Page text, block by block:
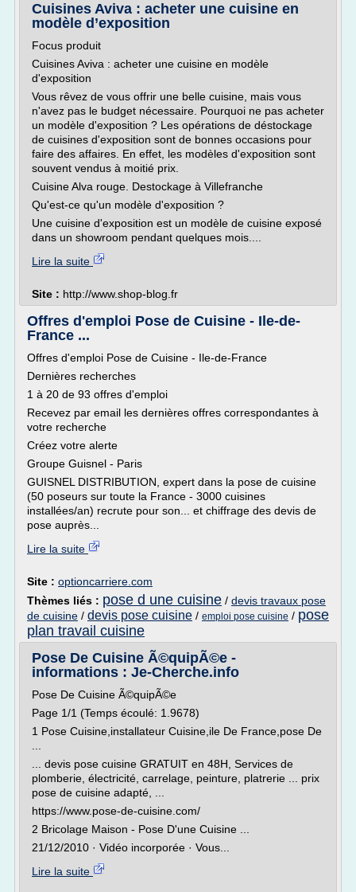
Cuisines Aviva : acheter une cuisine en
modèle d’exposition
Focus produit
Cuisines Aviva : acheter une cuisine en modèle
d'exposition
Vous rêvez de vous offrir une belle cuisine, mais vous
n'avez pas le budget nécessaire. Pourquoi ne pas acheter
un modèle d'exposition ? Les opérations de déstockage
de cuisines d'exposition sont de bonnes occasions pour
faire des affaires. En effet, les modèles d'exposition sont
souvent vendus à moitié prix.
Cuisine Alva rouge. Destockage à Villefranche
Qu'est-ce qu'un modèle d'exposition ?
Une cuisine d'exposition est un modèle de cuisine exposé
dans un showroom pendant quelques mois....
Lire la suite
Site : http://www.shop-blog.fr
Offres d'emploi Pose de Cuisine - Ile-de-
France ...
Offres d'emploi Pose de Cuisine - Ile-de-France
Dernières recherches
1 à 20 de 93 offres d'emploi
Recevez par email les dernières offres correspondantes à
votre recherche
Créez votre alerte
Groupe Guisnel - Paris
GUISNEL DISTRIBUTION, expert dans la pose de cuisine
(50 poseurs sur toute la France - 3000 cuisines
installées/an) recrute pour son... et chiffrage des devis de
pose auprès...
Lire la suite
Site : optioncarriere.com
Thèmes liés : pose d une cuisine / devis travaux pose
de cuisine / devis pose cuisine / emploi pose cuisine / pose
plan travail cuisine
Pose De Cuisine Ã©quipÃ©e -
informations : Je-Cherche.info
Pose De Cuisine Ã©quipÃ©e
Page 1/1 (Temps écoulé: 1.9678)
1 Pose Cuisine,installateur Cuisine,ile De France,pose De
... devis pose cuisine GRATUIT en 48H, Services de
plomberie, électricité, carrelage, peinture, platrerie ... prix
pose de cuisine adapté, ...
https://www.pose-de-cuisine.com/
2 Bricolage Maison - Pose D'une Cuisine ...
21/12/2010 · Vidéo incorporée · Vous...
Lire la suite